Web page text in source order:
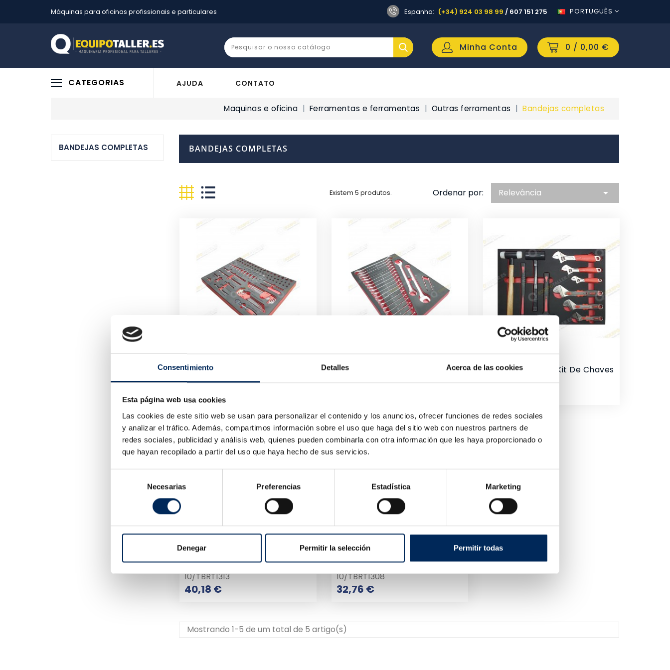
Consentimiento Detalles Acerca de las cookies
Esta página web usa cookies
Las cookies de este sitio web se usan para personalizar el contenido y los anuncios, ofrecer funciones de redes sociales
y analizar el tráfico. Además, compartimos información sobre el uso que haga del sitio web con nuestros partners de
redes sociales, publicidad y análisis web, quienes pueden combinarla con otra información que les haya proporcionado o
que hayan recopilado a partir del uso que haya hecho de sus servicios.
consentimiento
Necesarias Preferencias Estadística Marketing
Denegar Permitir la selección Permitir todas
Máquinas para oficinas profissionais e particulares Espanha: (+34) 924 03 98 99 / 607 151 275 PORTUGUÊS
0 / 0,00 €
Minha Conta
CATEGORIAS AJUDA CONTATO
Maquinas e oficina Ferramentas e ferramentas Outras ferramentas Bandejas completas
BANDEJAS COMPLETAS BANDEJAS COMPLETAS
Existem 5 produtos. Ordenar por: Relevância 
10/TBRT1302
Jogo De Chaves Boca Luneta
10/TBRT1305
Martelo Inglês E Kit De Chaves
10/TBRT1309
Jogo De Chaves Inglesas Jogo De Martelos
10/TBRT1313
40,18 €Preço
Jogos De Chaves De Fendas
10/TBRT1308
32,76 €Preço
Mostrando 1-5 de um total de 5 artigo(s)